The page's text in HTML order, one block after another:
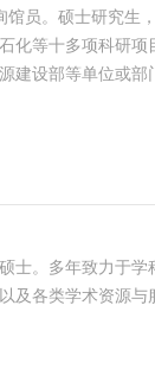
。硕士研究生
化等十多项科研
建设部等单位或
。多年致力于学
及各类学术资源